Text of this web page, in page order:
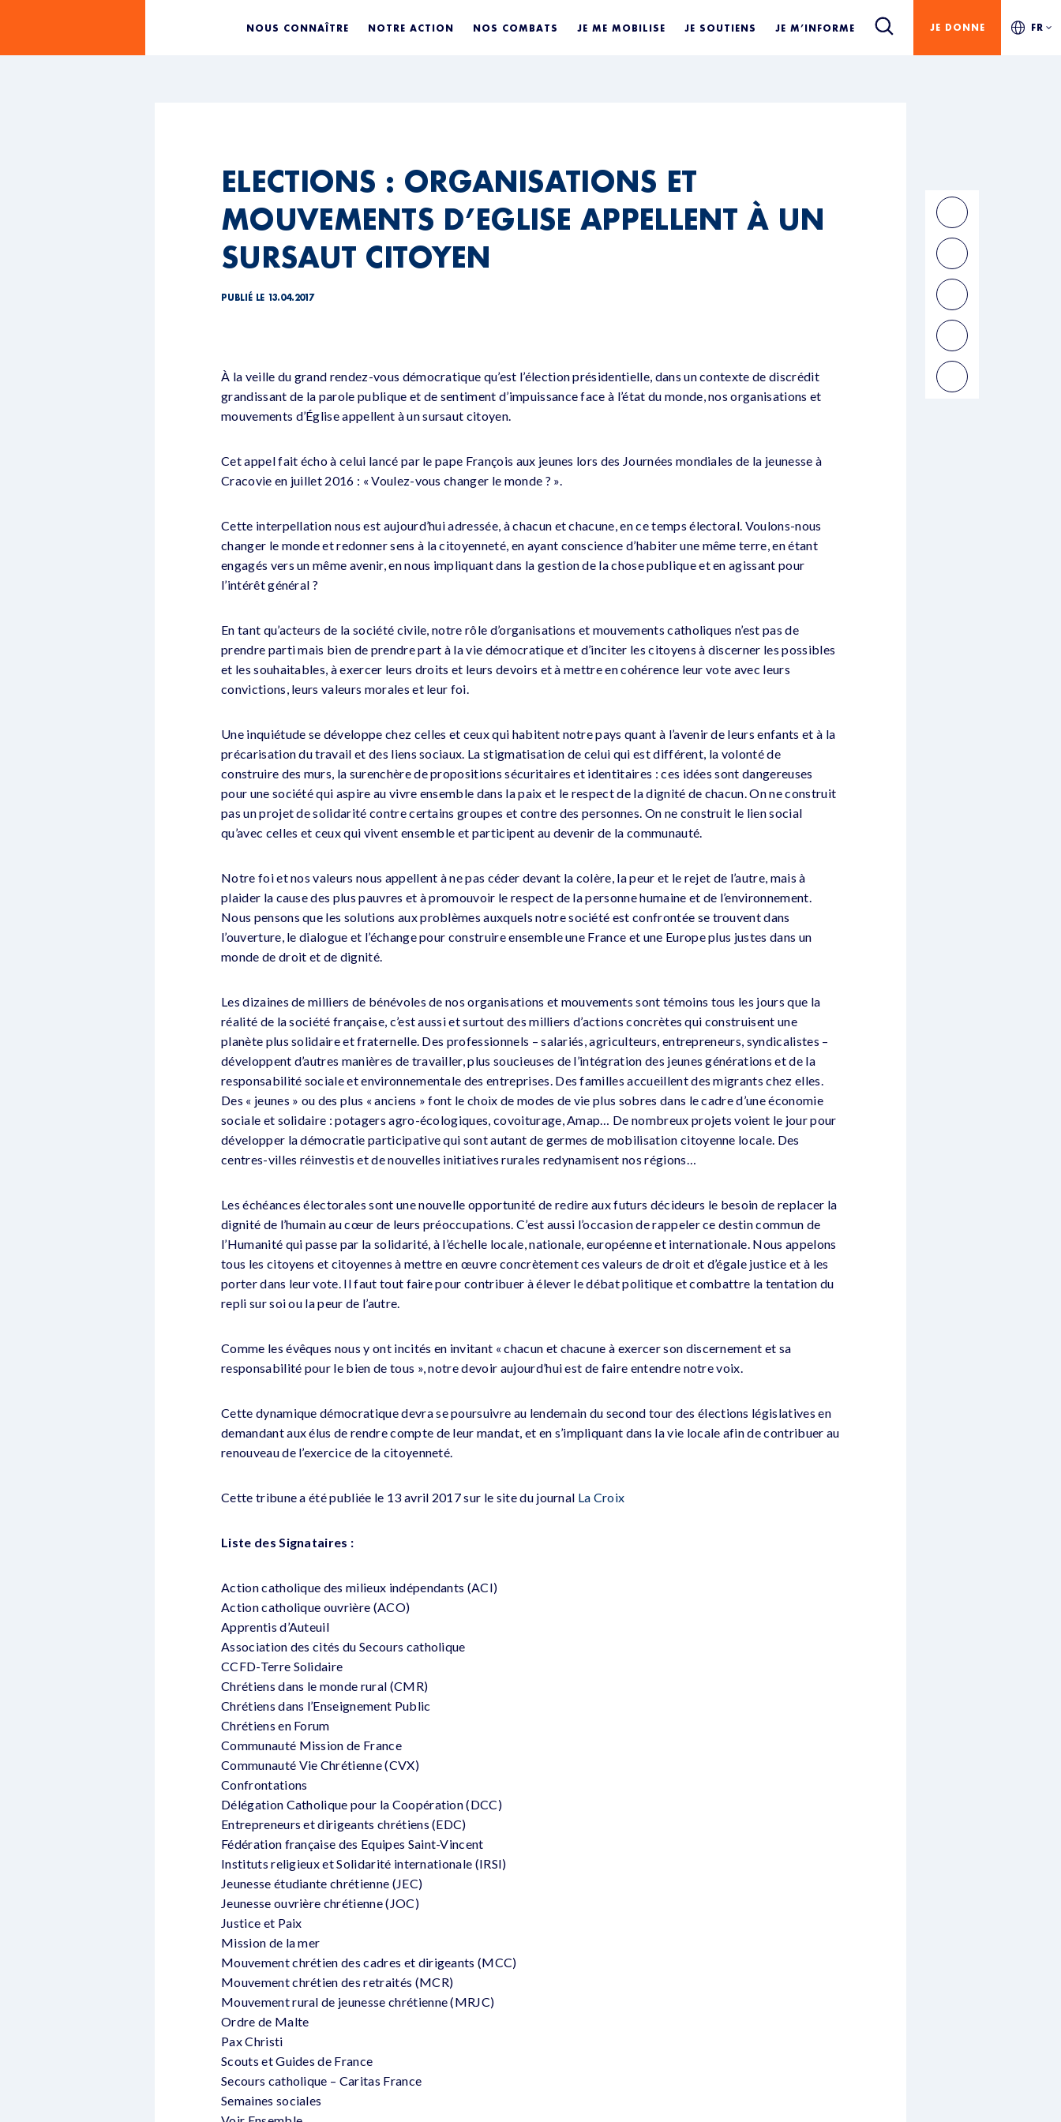
NOUS CONNAÎTRE NOTRE ACTION NOS COMBATS JE ME MOBILISE JE SOUTIENS JE M’INFORME JE DONNE FR
ELECTIONS : ORGANISATIONS ET
MOUVEMENTS D’EGLISE APPELLENT À UN
SURSAUT CITOYEN
PUBLIÉ LE 13.04.2017
À la veille du grand rendez-vous démocratique qu’est l’élection présidentielle, dans un contexte de discrédit
grandissant de la parole publique et de sentiment d’impuissance face à l’état du monde, nos organisations et
mouvements d’Église appellent à un sursaut citoyen.
Cet appel fait écho à celui lancé par le pape François aux jeunes lors des Journées mondiales de la jeunesse à
Cracovie en juillet 2016 : « Voulez-vous changer le monde ? ».
Cette interpellation nous est aujourd’hui adressée, à chacun et chacune, en ce temps électoral. Voulons-nous
changer le monde et redonner sens à la citoyenneté, en ayant conscience d’habiter une même terre, en étant
engagés vers un même avenir, en nous impliquant dans la gestion de la chose publique et en agissant pour
l’intérêt général ?
En tant qu’acteurs de la société civile, notre rôle d’organisations et mouvements catholiques n’est pas de
prendre parti mais bien de prendre part à la vie démocratique et d’inciter les citoyens à discerner les possibles
et les souhaitables, à exercer leurs droits et leurs devoirs et à mettre en cohérence leur vote avec leurs
convictions, leurs valeurs morales et leur foi.
Une inquiétude se développe chez celles et ceux qui habitent notre pays quant à l’avenir de leurs enfants et à la
précarisation du travail et des liens sociaux. La stigmatisation de celui qui est différent, la volonté de
construire des murs, la surenchère de propositions sécuritaires et identitaires : ces idées sont dangereuses
pour une société qui aspire au vivre ensemble dans la paix et le respect de la dignité de chacun. On ne construit
pas un projet de solidarité contre certains groupes et contre des personnes. On ne construit le lien social
qu’avec celles et ceux qui vivent ensemble et participent au devenir de la communauté.
Notre foi et nos valeurs nous appellent à ne pas céder devant la colère, la peur et le rejet de l’autre, mais à
plaider la cause des plus pauvres et à promouvoir le respect de la personne humaine et de l’environnement.
Nous pensons que les solutions aux problèmes auxquels notre société est confrontée se trouvent dans
l’ouverture, le dialogue et l’échange pour construire ensemble une France et une Europe plus justes dans un
monde de droit et de dignité.
Les dizaines de milliers de bénévoles de nos organisations et mouvements sont témoins tous les jours que la
réalité de la société française, c’est aussi et surtout des milliers d’actions concrètes qui construisent une
planète plus solidaire et fraternelle. Des professionnels – salariés, agriculteurs, entrepreneurs, syndicalistes –
développent d’autres manières de travailler, plus soucieuses de l’intégration des jeunes générations et de la
responsabilité sociale et environnementale des entreprises. Des familles accueillent des migrants chez elles.
Des « jeunes » ou des plus « anciens » font le choix de modes de vie plus sobres dans le cadre d’une économie
sociale et solidaire : potagers agro-écologiques, covoiturage, Amap… De nombreux projets voient le jour pour
développer la démocratie participative qui sont autant de germes de mobilisation citoyenne locale. Des
centres-villes réinvestis et de nouvelles initiatives rurales redynamisent nos régions…
Les échéances électorales sont une nouvelle opportunité de redire aux futurs décideurs le besoin de replacer la
dignité de l’humain au cœur de leurs préoccupations. C’est aussi l’occasion de rappeler ce destin commun de
l’Humanité qui passe par la solidarité, à l’échelle locale, nationale, européenne et internationale. Nous appelons
tous les citoyens et citoyennes à mettre en œuvre concrètement ces valeurs de droit et d’égale justice et à les
porter dans leur vote. Il faut tout faire pour contribuer à élever le débat politique et combattre la tentation du
repli sur soi ou la peur de l’autre.
Comme les évêques nous y ont incités en invitant « chacun et chacune à exercer son discernement et sa
responsabilité pour le bien de tous », notre devoir aujourd’hui est de faire entendre notre voix.
Cette dynamique démocratique devra se poursuivre au lendemain du second tour des élections législatives en
demandant aux élus de rendre compte de leur mandat, et en s’impliquant dans la vie locale afin de contribuer au
renouveau de l’exercice de la citoyenneté.
Cette tribune a été publiée le 13 avril 2017 sur le site du journal La Croix
Liste des Signataires :
Action catholique des milieux indépendants (ACI)
Action catholique ouvrière (ACO)
Apprentis d’Auteuil
Association des cités du Secours catholique
CCFD-Terre Solidaire
Chrétiens dans le monde rural (CMR)
Chrétiens dans l’Enseignement Public
Chrétiens en Forum
Communauté Mission de France
Communauté Vie Chrétienne (CVX)
Confrontations
Délégation Catholique pour la Coopération (DCC)
Entrepreneurs et dirigeants chrétiens (EDC)
Fédération française des Equipes Saint-Vincent
Instituts religieux et Solidarité internationale (IRSI)
Jeunesse étudiante chrétienne (JEC)
Jeunesse ouvrière chrétienne (JOC)
Justice et Paix
Mission de la mer
Mouvement chrétien des cadres et dirigeants (MCC)
Mouvement chrétien des retraités (MCR)
Mouvement rural de jeunesse chrétienne (MRJC)
Ordre de Malte
Pax Christi
Scouts et Guides de France
Secours catholique – Caritas France
Semaines sociales